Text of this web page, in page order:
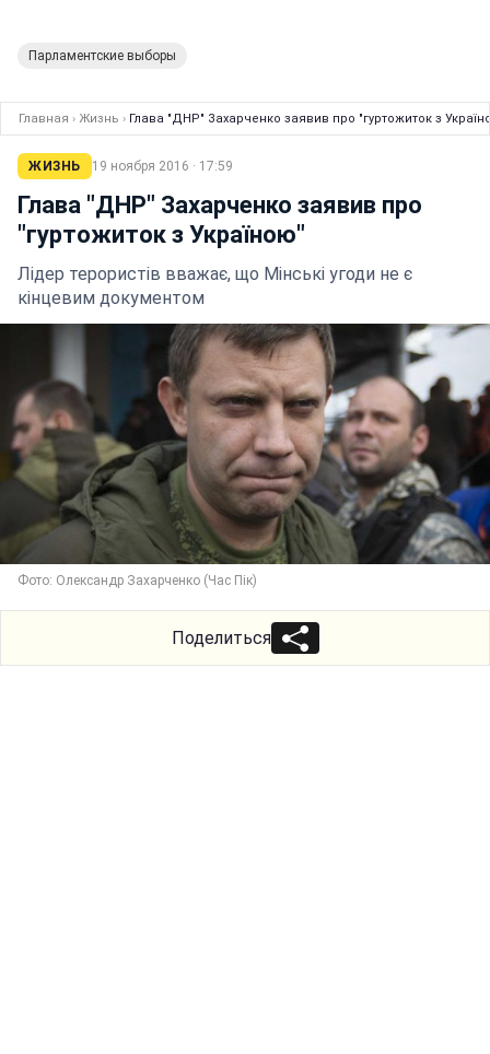
Парламентские выборы
Главная › Жизнь › Глава "ДНР" Захарченко заявив про "гуртожиток з
ЖИЗНЬ 19 ноября 2016 · 17:59
Глава "ДНР" Захарченко заявив про
"гуртожиток з Україною"
Лідер терористів вважає, що Мінські угоди не є
кінцевим документом
Фото: Олександр Захарченко (Час Пік)
Поделиться